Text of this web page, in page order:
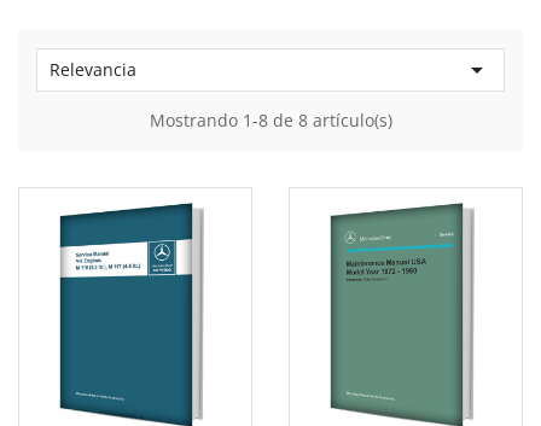
Relevancia 
Mostrando 1-8 de 8 artículo(s)